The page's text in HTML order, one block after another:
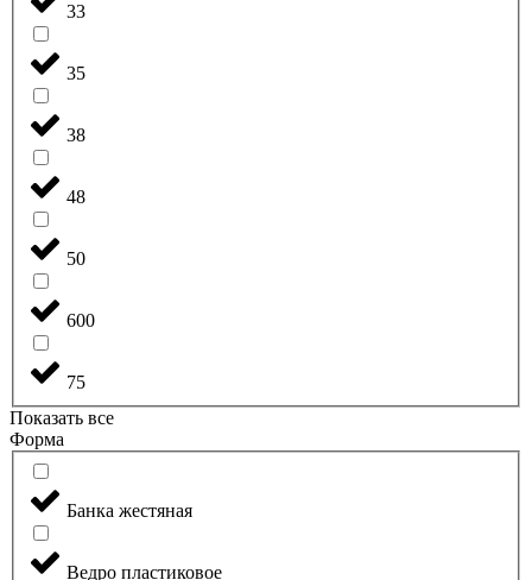
33
35
38
48
50
600
75
Показать все
Форма
Банка жестяная
Ведро пластиковое